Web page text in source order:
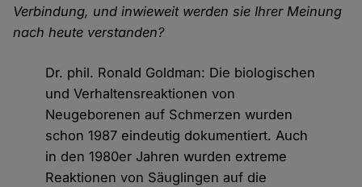
Verbindung, und inwieweit werden sie Ihrer Meinung
nach heute verstanden?
Dr. phil. Ronald Goldman: Die biologischen
und Verhaltensreaktionen von
Neugeborenen auf Schmerzen wurden
schon 1987 eindeutig dokumentiert. Auch
in den 1980er Jahren wurden extreme
Reaktionen von Säuglingen auf die